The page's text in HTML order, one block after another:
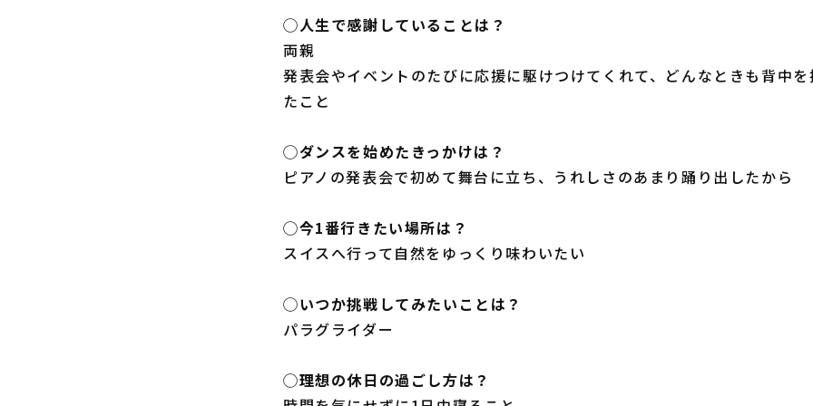
◯人生で感謝していることは？
両親
発表会やイベントのたびに応援に駆けつけてくれて、どんなときも背中
たこと
◯ダンスを始めたきっかけは？
ピアノの発表会で初めて舞台に立ち、うれしさのあまり踊り出したから
◯今1番行きたい場所は？
スイスへ行って自然をゆっくり味わいたい
◯いつか挑戦してみたいことは？
パラグライダー
◯理想の休日の過ごし方は？